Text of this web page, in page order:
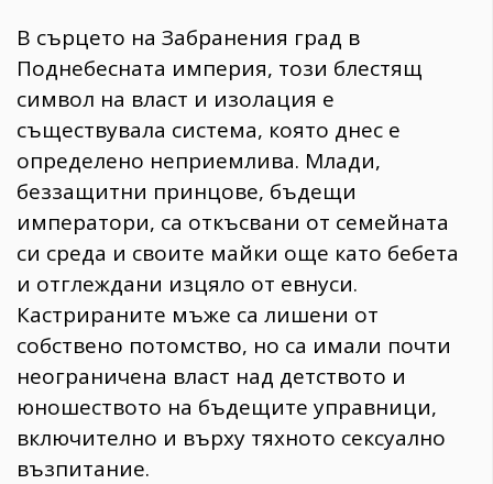
В сърцето на Забранения град в
Поднебесната империя, този блестящ
символ на власт и изолация е
съществувала система, която днес е
определено неприемлива. Млади,
беззащитни принцове, бъдещи
императори, са откъсвани от семейната
си среда и своите майки още като бебета
и отглеждани изцяло от евнуси.
Кастрираните мъже са лишени от
собствено потомство, но са имали почти
неограничена власт над детството и
юношеството на бъдещите управници,
включително и върху тяхното сексуално
възпитание.